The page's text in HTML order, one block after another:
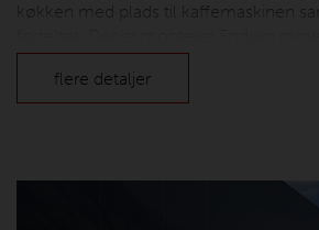
køkken med plads til kaffemaskinen
fabriksmonteret gulvvarme samt
Isabella fortelt. Prisen er inkl.
leveringsomkostninger.
flere detaljer